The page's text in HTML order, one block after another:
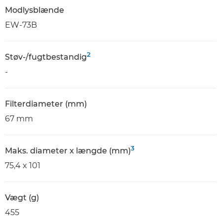
Modlysblænde
EW-73B
Støv-/fugtbestandig2
-
Filterdiameter (mm)
67 mm
Maks. diameter x længde (mm)3
75,4 x 101
Vægt (g)
455